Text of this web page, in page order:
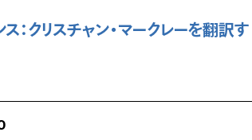
：クリスチャン・マークレーを翻訳す